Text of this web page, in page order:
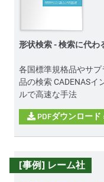
形状検索 - 検索に代わ
各国標準規格品やサ
品の検索 CADENAS
ルで高速な手法
PDFダウンロード
[事例] レーム社